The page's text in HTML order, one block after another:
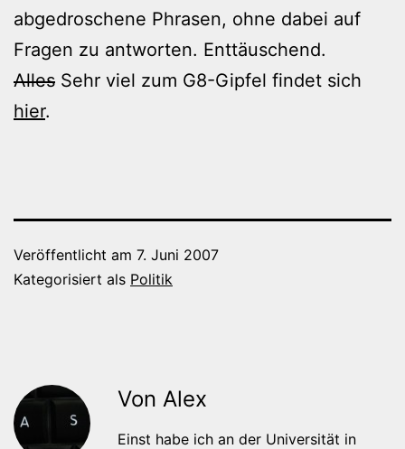
abgedroschene Phrasen, ohne dabei auf
Fragen zu antworten. Enttäuschend.
Alles Sehr viel zum G8-Gipfel findet sich
hier.
Veröffentlicht am 7. Juni 2007
Kategorisiert als Politik
Von Alex
Einst habe ich an der Universität in